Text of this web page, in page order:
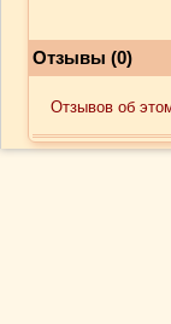
Отзывы (0)
Отзывов об